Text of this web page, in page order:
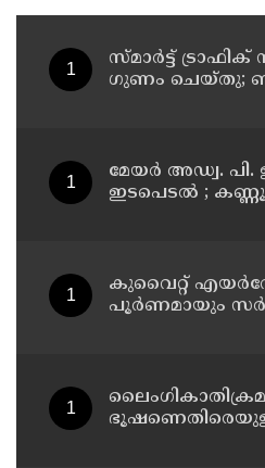
സ്മാര്‍ട്ട്
ഗുണം ചെയ്തു;
മേയർ അഡ്വ. പി.
ഇടപെടൽ ;
കുവൈറ്റ്
പൂര്‍ണമായും